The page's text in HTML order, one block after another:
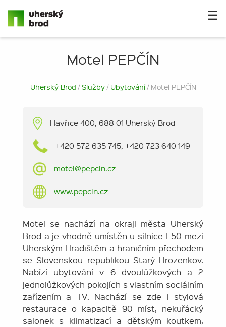
☰
Motel PEPČÍN
Uherský Brod /Služby / Ubytování/ Motel PEPČÍN
Havřice 400, 688 01 Uherský Brod
+420 572 635 745, +420 723 640 149
motel@pepcin.cz
www.pepcin.cz
Motel se nachází na okraji města Uherský
Brod a je vhodně umístěn u silnice E50 mezi
Uherským Hradištěm a hraničním přechodem
se Slovenskou republikou Starý Hrozenkov.
Nabízí ubytování v 6 dvoulůžkových a 2
jednolůžkových pokojích s vlastním sociálním
zařízením a TV. Nachází se zde i stylová
restaurace o kapacitě 90 míst, nekuřácký
salonek s klimatizací a dětským koutkem,